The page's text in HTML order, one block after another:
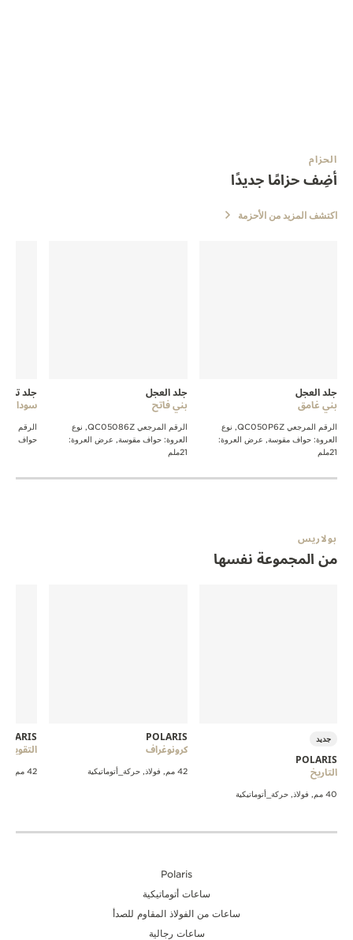
الحزام
أضِف حزامًا جديدًا
اكتشف المزيد من الأحزمة
جلد العجل
بني غامق
الرقم المرجعي QC050P6Z, نوع
العروة: حواف مقوسة, عرض العروة:
21ملم
جلد العجل
بني فاتح
الرقم المرجعي QC05086Z, نوع
العروة: حواف مقوسة, عرض العروة:
21ملم
جلد
سوداء
حواف
بولاريس
من المجموعة نفسها
جديد
POLARIS
التاريخ
40 مم, فولاذ, حركة_أتوماتيكية
POLARIS
كرونوغراف
42 مم, فولاذ, حركة_أتوماتيكية
التقويم
42 مم, ذهب وردي, حركة_أتوماتيكية
Polaris
ساعات أتوماتيكية
ساعات من الفولاذ المقاوم للصدأ
ساعات رجالية